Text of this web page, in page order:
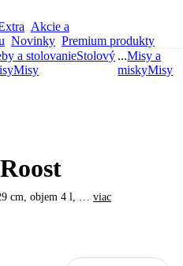
Akcie a
Novinky Premium produkty
a stolovanieStolový
Misy
...Misy a
miskyMisy
cm, objem 4 l, … viac